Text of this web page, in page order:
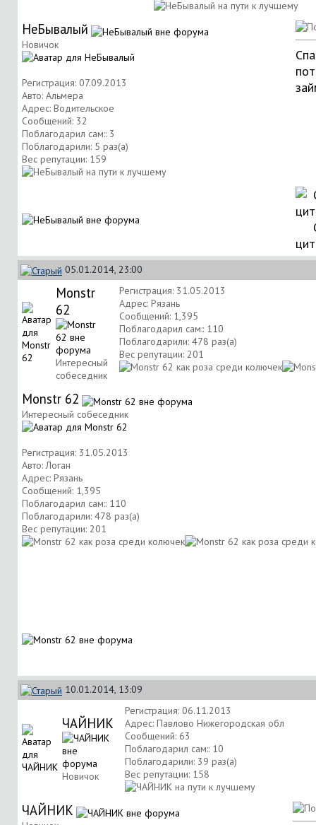
НеБывалый
Новичок
Регистрация: 07.09.2013
Авто: Альмера
Адрес: Водительское
Сообщений: 32
Поблагодарил сам:: 3
Поблагодарили: 5 раз(а)
Вес репутации: 159
05.01.2014, 23:00
Monstr
62
Интересный
собеседник
Регистрация: 31.05.2013
Адрес: Рязань
Сообщений: 1,395
Поблагодарил сам:: 110
Поблагодарили: 478 раз(а)
Вес репутации: 201
Monstr 62
Интересный собеседник
Регистрация: 31.05.2013
Авто: Логан
Адрес: Рязань
Сообщений: 1,395
Поблагодарил сам:: 110
Поблагодарили: 478 раз(а)
Вес репутации: 201
10.01.2014, 13:09
ЧАЙНИК
Новичок
Регистрация: 06.11.2013
Адрес: Павлово Нижегородская обл
Сообщений: 63
Поблагодарил сам:: 10
Поблагодарили: 39 раз(а)
Вес репутации: 158
ЧАЙНИК